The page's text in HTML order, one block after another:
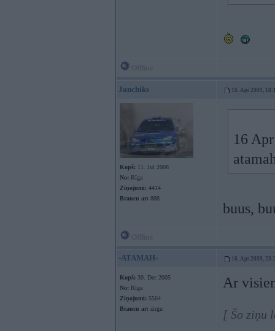
Janchiks 16. Apr 2009,
Kopš: 11. Jul 2008
No: Rīga
Ziņojumi: 4414
Braucu ar: 888
16
buus,
-ATAMAH- 16. Apr 2009,
Kopš: 30. Dec 2005
No: Rīga
Ziņojumi: 5564
Braucu ar: zirgu
Ar
[ Šo ziņu